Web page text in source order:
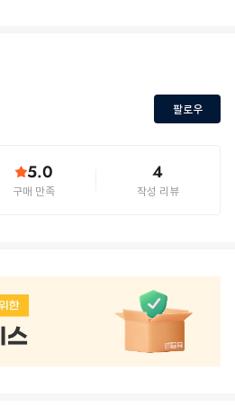
팔로우
5.0
구매 만족
4
작성 리뷰